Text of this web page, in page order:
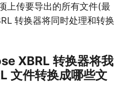
上传要导出的所有文件(最
转换器将同时处理和转换
XBRL 转换器将我
文件转换成哪些文